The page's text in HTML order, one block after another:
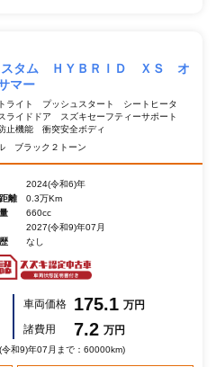
スタム ＨＹＢＲＩＤ ＸＳ オ
マー
ライト プッシュスタート シートヒータ
イドドア スズキセーフティーサポート
止機能 衝突安全ボディ
ブラック２トーン
2024(令和6)年
離
0.3万Km
660cc
2027(令和9)年07月
なし
車両価格 175.1 万円
諸費用
7.2 万円
和9)年07月まで：60000km)